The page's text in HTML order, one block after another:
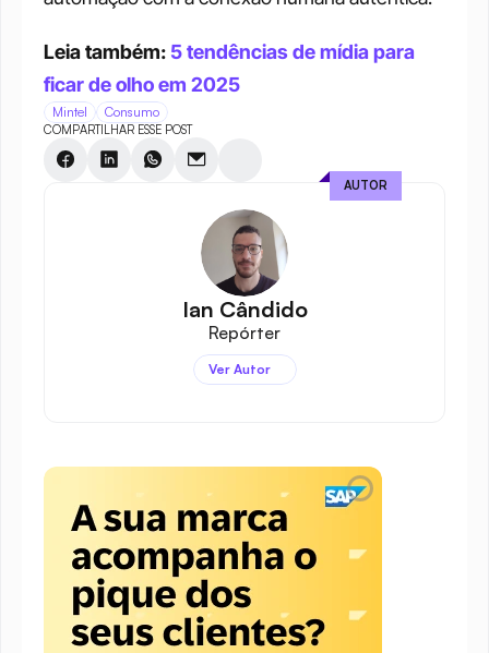
Leia também: 5 tendências de mídia para
ficar de olho em 2025
Mintel Consumo
COMPARTILHAR ESSE POST
Ian Cândido
Repórter
Ver Autor
AUTOR